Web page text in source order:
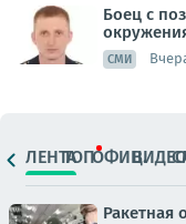
Боец с
СМИ
ЛЕНТАТОПОФИЦ.ВИДЕО
Ракетная